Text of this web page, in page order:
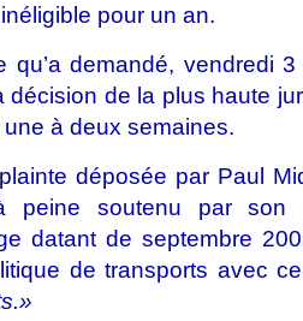
pour un an.
qu’a demandé, vendredi
décision de la plus haute
une à deux semaines.
déposée par Paul
à peine soutenu par
datant de septembre
de transports avec